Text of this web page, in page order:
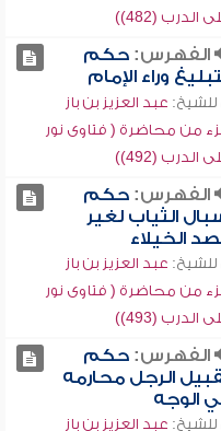
الدرب (482))
الفهرس:حكم
وراء الإمام
للشيخ: عبد العزيز بن باز
من محاضرة ( فتاوى نور
الدرب (492))
الفهرس:حكم
الثياب لغير
الخيلاء
للشيخ: عبد العزيز بن باز
من محاضرة ( فتاوى نور
الدرب (493))
الفهرس:حكم
الرجل محارمه
الوجه
للشيخ: عبد العزيز بن باز